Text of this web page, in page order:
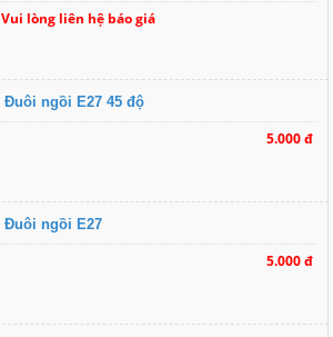
Vui lòng liên hệ báo giá
Đuôi ngồi E27 45 độ
5.000 đ
Đuôi ngồi E27
5.000 đ